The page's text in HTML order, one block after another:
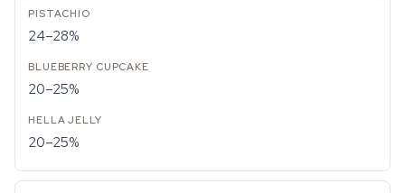
24–28%
20–25%
20–25%